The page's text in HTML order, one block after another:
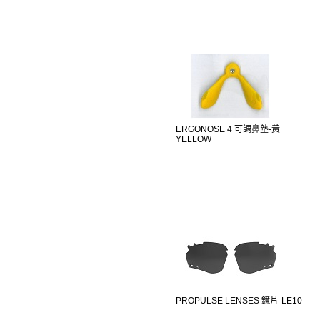
ERGONOSE 4 可調鼻墊-黃
YELLOW
PROPULSE LENSES 鏡片-LE10